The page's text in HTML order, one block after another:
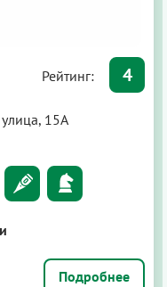
Рейтинг: 4
15А
Подробнее